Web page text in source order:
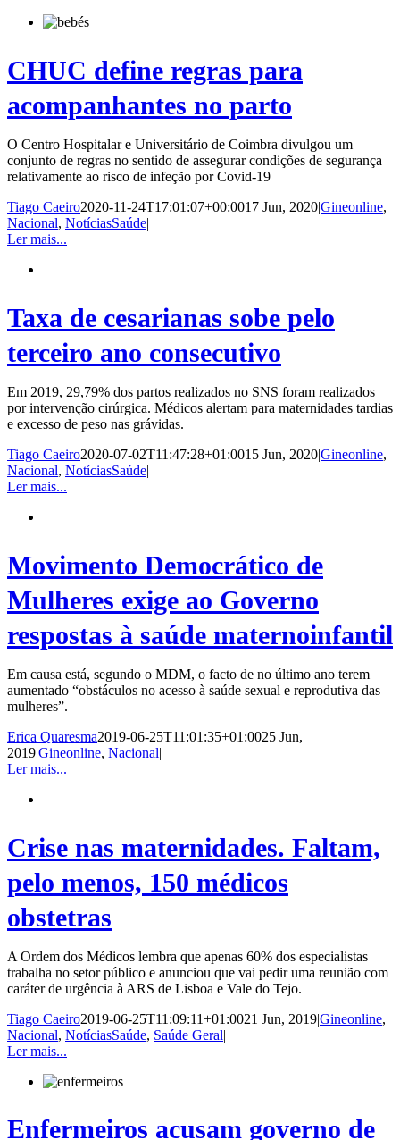
CHUC define regras para
acompanhantes no parto
O Centro Hospitalar e Universitário de Coimbra divulgou um
conjunto de regras no sentido de assegurar condições de segurança
relativamente ao risco de infeção por Covid-19
Tiago Caeiro2020-11-24T17:01:07+00:0017 Jun, 2020|Gineonline,
Nacional, NotíciasSaúde|
Ler mais...
Taxa de cesarianas sobe pelo
terceiro ano consecutivo
Em 2019, 29,79% dos partos realizados no SNS foram realizados
por intervenção cirúrgica. Médicos alertam para maternidades tardias
e excesso de peso nas grávidas.
Tiago Caeiro2020-07-02T11:47:28+01:0015 Jun, 2020|Gineonline,
Nacional, NotíciasSaúde|
Ler mais...
Movimento Democrático de
Mulheres exige ao Governo
respostas à saúde maternoinfantil
Em causa está, segundo o MDM, o facto de no último ano terem
aumentado “obstáculos no acesso à saúde sexual e reprodutiva das
mulheres”.
Erica Quaresma2019-06-25T11:01:35+01:0025 Jun,
2019|Gineonline, Nacional|
Ler mais...
Crise nas maternidades. Faltam,
pelo menos, 150 médicos
obstetras
A Ordem dos Médicos lembra que apenas 60% dos especialistas
trabalha no setor público e anunciou que vai pedir uma reunião com
caráter de urgência à ARS de Lisboa e Vale do Tejo.
Tiago Caeiro2019-06-25T11:09:11+01:0021 Jun, 2019|Gineonline,
Nacional, NotíciasSaúde, Saúde Geral|
Ler mais...
Enfermeiros acusam governo de